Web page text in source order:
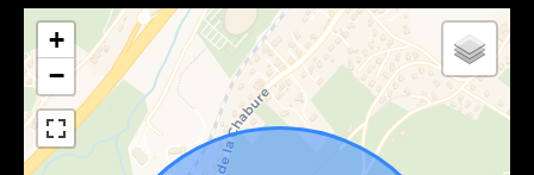
+
−